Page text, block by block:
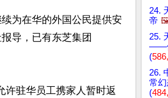
为在华的外国公民提供安
导，已有东芝集团
许驻华员工携家人暂时返
24.
帝
25.
——
(
26.
常
(